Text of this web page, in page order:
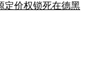
定价权锁死在德黑